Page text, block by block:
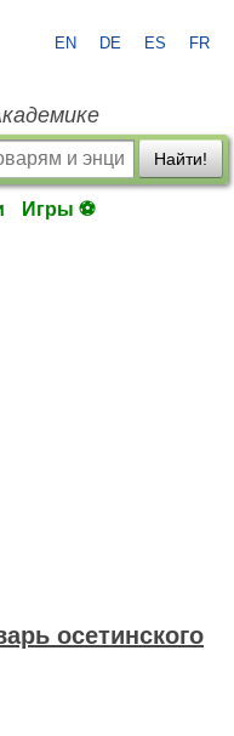
EN DE ES FR
Найти!
Игры ⚽
осетинского